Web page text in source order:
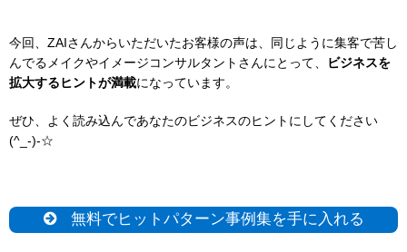
今回、ZAIさんからいただいたお客様の声は、同じように集客で苦し
んでるメイクやイメージコンサルタントさんにとって、
ビジネスを
拡大するヒントが満載になっています。
ぜひ、よく読み込んであなたのビジネスのヒントにしてください
(^_-)-☆
無料でヒットパターン事例集を手に入れる